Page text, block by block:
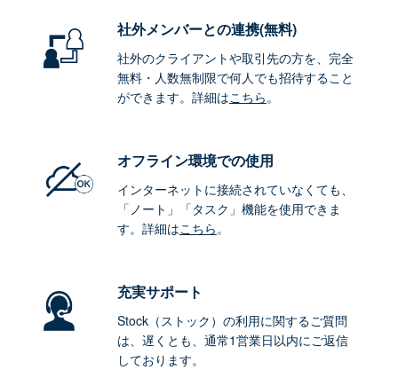
社外メンバーとの連携(無料)
社外のクライアントや取引先の方を、完全
無料・人数無制限で何人でも招待すること
ができます。詳細はこちら。
オフライン環境での使用
インターネットに接続されていなくても、
「ノート」「タスク」機能を使用できま
す。詳細はこちら。
充実サポート
Stock（ストック）の利用に関するご質問
は、遅くとも、通常1営業日以内にご返信
しております。